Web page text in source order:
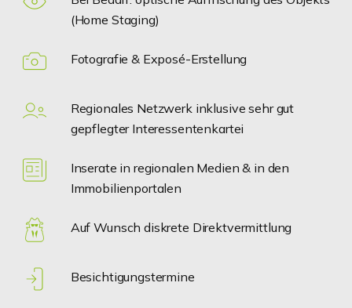
(Home Staging)
Fotografie & Exposé-Erstellung
Regionales Netzwerk inklusive sehr gut
gepflegter Interessentenkartei
Inserate in regionalen Medien & in den
Immobilienportalen
Auf Wunsch diskrete Direktvermittlung
Besichtigungstermine